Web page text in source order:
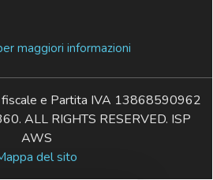
maggiori informazioni
e Partita IVA 13868590962
ALL RIGHTS RESERVED. ISP
AWS
del sito